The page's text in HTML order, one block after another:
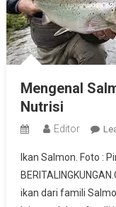
Mengenal
Nutrisi
Editor
Ikan Salmon. Foto :
ikan dari famili